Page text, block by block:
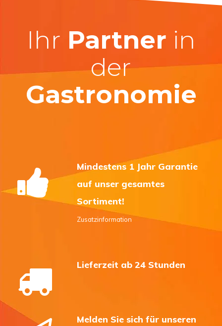
Ihr Partner in
der
Gastronomie
Mindestens 1 Jahr Garantie
auf unser gesamtes
Sortiment!
Zusatzinformation
Lieferzeit ab 24 Stunden
Melden Sie sich für unseren